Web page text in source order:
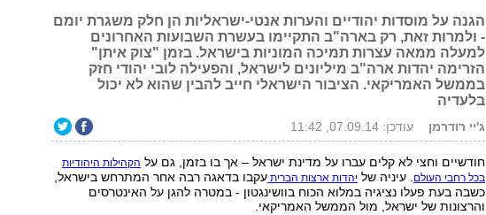
הגנה על מוסדות יהודיים והערות אנטי-ישראליות הן חלק משגרת יומם
- ולמרות זאת, רק בארה"ב התקיימו בעשרת השבועות האחרונים
למעלה ממאה עצרות תמיכה המוניות בישראל. בזמן "צוק איתן"
הזרימה יהדות ארה"ב מיליונים לישראל, והפעילה לובי יהודי חזק
בממשל האמריקאי. הציבור הישראלי חייב להבין שהוא לא יכול
בלעדיה
ג'יי רודרמן עודכן: 07.09.14, 11:42
חודשיים וחצי לא קלים עברו על מדינת ישראל – אך בו בזמן, גם על הקהילות היהודיות
בכל רחבי העולם. עיניה של יהדות ארצות הברית עקבו בדאגה רבה אחר המתרחש בישראל,
כשבה בעת פעלו נציגיה במלוא הכוח בוושינגטון - במטרה להגן על האינטרסים
והרצונות של ישראל, מול הממשל האמריקאי.